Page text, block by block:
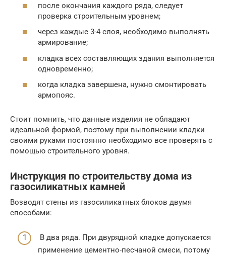
после окончания каждого ряда, следует
проверка строительным уровнем;
через каждые 3-4 слоя, необходимо выполнять
армирование;
кладка всех составляющих здания выполняется
одновременно;
когда кладка завершена, нужно смонтировать
армопояс.
Стоит помнить, что данные изделия не обладают
идеальной формой, поэтому при выполнении кладки
своими руками постоянно необходимо все проверять с
помощью строительного уровня.
Инструкция по строительству дома из
газосиликатных камней
Возводят стены из газосиликатных блоков двумя
способами:
В два ряда. При двурядной кладке допускается
применение цементно-песчаной смеси, потому